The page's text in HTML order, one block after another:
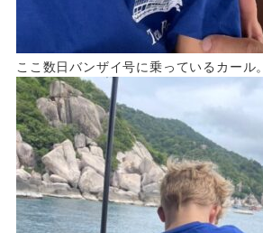
ここ数日バンザイ号に乗っているカール。